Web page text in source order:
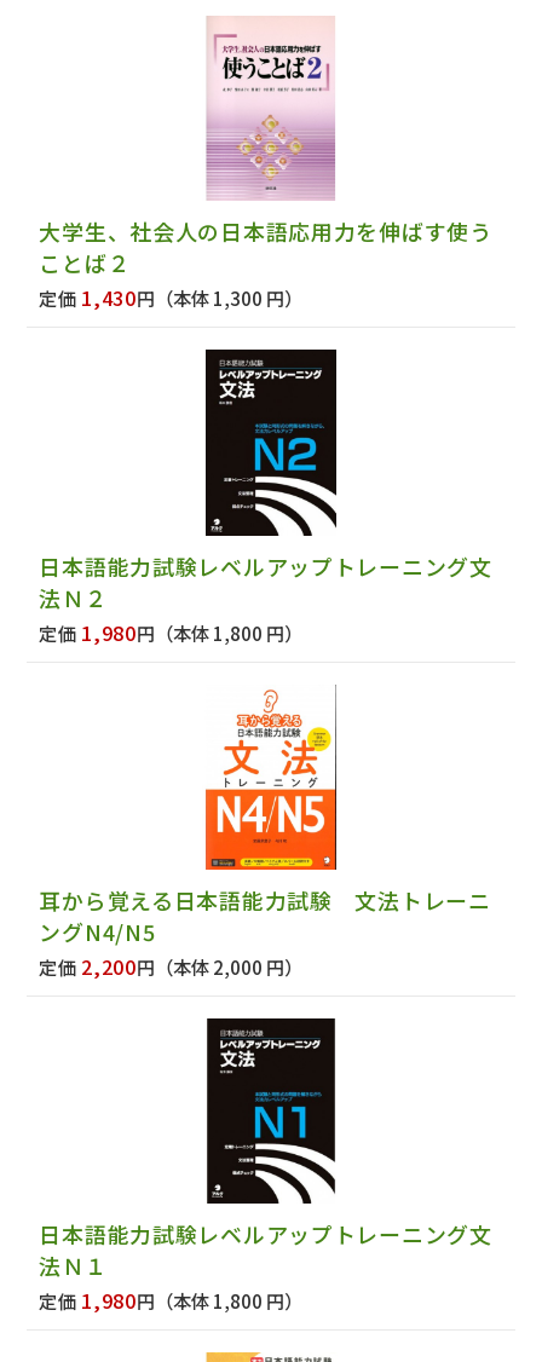
大学生、社会人の日本語応用力を伸ばす使う
ことば２
定価 1,430円 （本体 1,300 円）
日本語能力試験レベルアップトレーニング文
法Ｎ２
定価 1,980円 （本体 1,800 円）
耳から覚える日本語能力試験 文法トレーニ
ングN4/N5
定価 2,200円 （本体 2,000 円）
日本語能力試験レベルアップトレーニング文
法Ｎ１
定価 1,980円 （本体 1,800 円）